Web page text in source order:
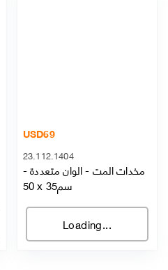
USD69
23.112.1404
مخدات المت -الوان متعددة-
50 x 35سم
Loading...